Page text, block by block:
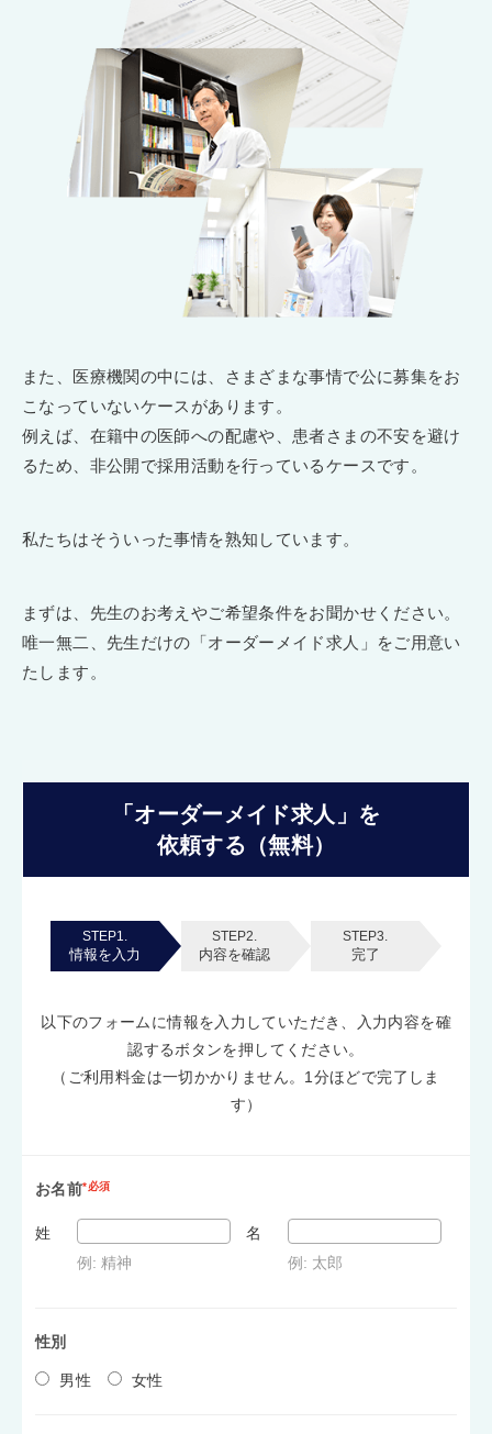
また、医療機関の中には、さまざまな事情で公に募集をお
こなっていないケースがあります。
例えば、在籍中の医師への配慮や、患者さまの不安を避け
るため、非公開で採用活動を行っているケースです。
私たちはそういった事情を熟知しています。
まずは、先生のお考えやご希望条件をお聞かせください。
唯一無二、先生だけの「オーダーメイド求人」をご用意い
たします。
「オーダーメイド求人」を
依頼する（無料）
STEP1.
情報を入力
STEP2.
内容を確認
STEP3.
完了
以下のフォームに情報を入力していただき、入力内容を確
認するボタンを押してください。
（ご利用料金は一切かかりません。1分ほどで完了しま
す）
お名前*必須
姓
例: 精神
名
例: 太郎
性別
男性 女性